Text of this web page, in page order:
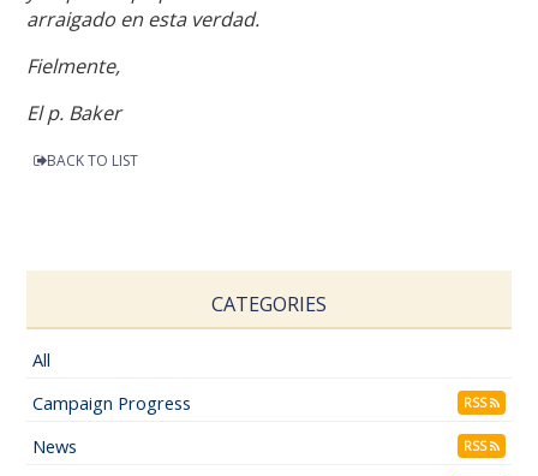
arraigado en esta verdad.
Fielmente,
El p. Baker
BACK TO LIST
CATEGORIES
All
Campaign Progress
RSS
News RSS